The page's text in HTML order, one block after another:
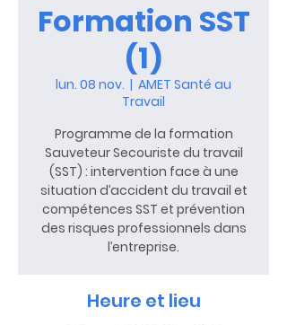
Formation SST
(1)
lun. 08 nov.
  |
AMET Santé au
Travail
Programme de la formation
Sauveteur Secouriste du travail
(SST) : intervention face à une
situation d’accident du travail et
compétences SST et prévention
des risques professionnels dans
l’entreprise.
Heure et lieu